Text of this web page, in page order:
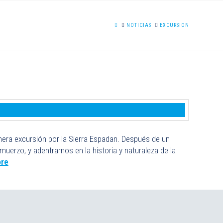
HOMENOTICIAS EXCURSION
excursión por la Sierra Espadan. Después de un
y adentrarnos en la historia y naturaleza de la